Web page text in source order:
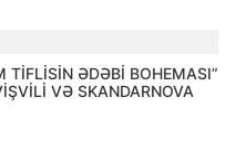
TİFLİSİN ƏDƏBİ BOHEMASI”
VƏ SKANDARNOVA